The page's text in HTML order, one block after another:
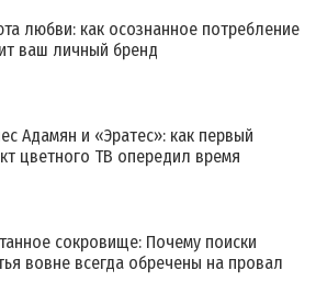
любви: как осознанное потребление
ваш личный бренд
Адамян и «Эратес»: как первый
цветного ТВ опередил время
сокровище: Почему поиски
вовне всегда обречены на провал